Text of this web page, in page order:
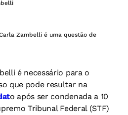
Zambelli é uma questão de
é necessário para o
que pode resultar na
o após ser condenada a 10
Tribunal Federal (STF)